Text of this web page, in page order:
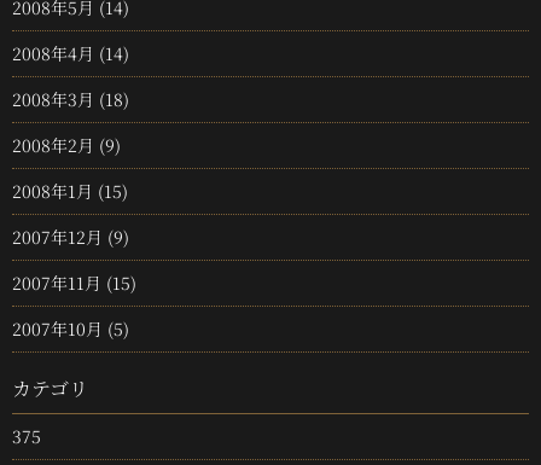
2008年5月 (14)
2008年4月 (14)
2008年3月 (18)
2008年2月 (9)
2008年1月 (15)
2007年12月 (9)
2007年11月 (15)
2007年10月 (5)
カテゴリ
375